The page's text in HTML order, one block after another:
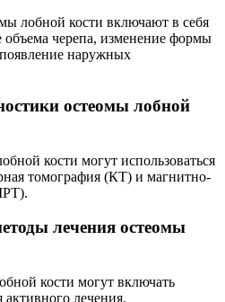
лобной кости включают в себя
черепа, изменение формы
наружных
остеомы лобной
кости могут использоваться
томография (КТ) и магнитно-
лечения остеомы
кости могут включать
лечения,